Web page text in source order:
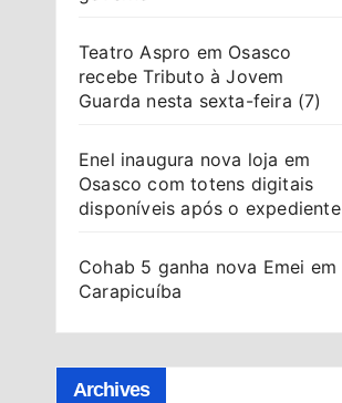
Teatro Aspro em Osasco
recebe Tributo à Jovem
Guarda nesta sexta-feira (7)
Enel inaugura nova loja em
Osasco com totens digitais
disponíveis após o expediente
Cohab 5 ganha nova Emei em
Carapicuíba
Archives